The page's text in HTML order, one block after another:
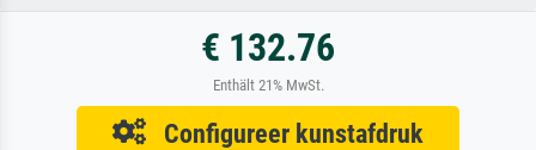
€ 132.76
Enthält 21% MwSt.
Configureer kunstafdruk